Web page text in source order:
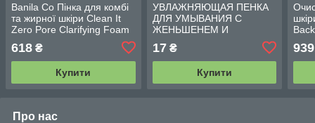
Banila Co Пінка для комбі
та жирної шкіри Clean It
Zero Pore Clarifying Foam
618 ₴
Купити
УВЛАЖНЯЮЩАЯ ПЕНКА
ДЛЯ УМЫВАНИЯ С
ЖЕНЬШЕНЕМ И
ЗОЛОТОМ THE HISTORY
OF WHOO CHEONGIDAN
RADIANT SOFT FOAM
CLEANSER
17₴
Купити
мл
939
Про нас